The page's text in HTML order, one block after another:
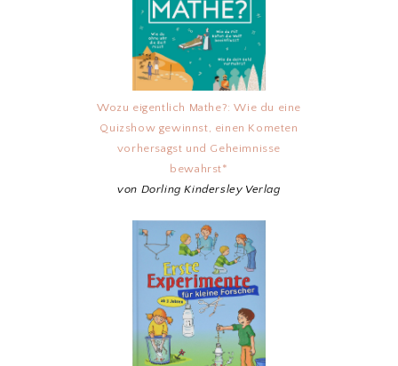
Wozu eigentlich Mathe?: Wie du eine
Quizshow gewinnst, einen Kometen
vorhersagst und Geheimnisse
bewahrst*
von Dorling Kindersley Verlag